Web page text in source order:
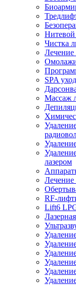
Чистка
SPA
Массаж
лазером
Лечение
RF-
Lift6